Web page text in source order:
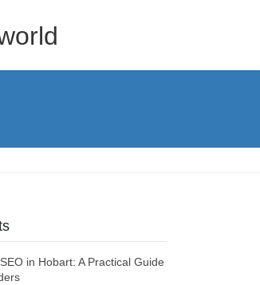
in Hobart: A Practical Guide